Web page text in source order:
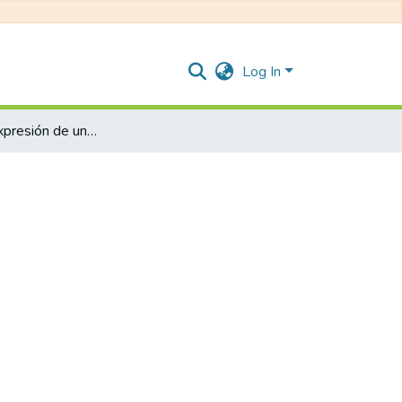
Log In
Deliveries. expresión de una nueva economía